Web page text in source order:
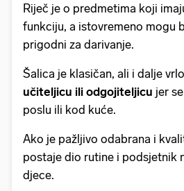
Riječ je o predmetima koji
funkciju, a istovremeno mogu
prigodni za darivanje.
Šalica je klasičan, ali i dalje
učiteljicu ili odgojiteljicu jer
poslu ili kod kuće.
Ako je pažljivo odabrana i
postaje dio rutine i podsjetnik
djece.